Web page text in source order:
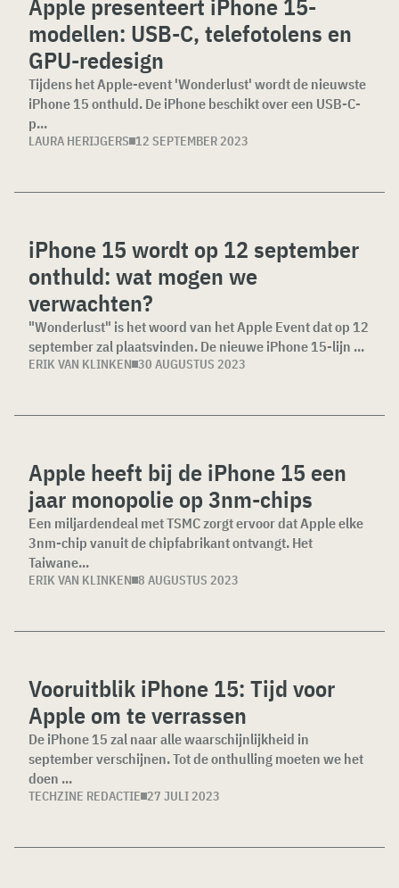
Apple presenteert iPhone 15-
modellen: USB-C, telefotolens en
GPU-redesign
Tijdens het Apple-event 'Wonderlust' wordt de nieuwste
iPhone 15 onthuld. De iPhone beschikt over een USB-C-
p...
LAURA HERIJGERS 12 SEPTEMBER 2023
iPhone 15 wordt op 12 september
onthuld: wat mogen we
verwachten?
"Wonderlust" is het woord van het Apple Event dat op 12
september zal plaatsvinden. De nieuwe iPhone 15-lijn ...
ERIK VAN KLINKEN 30 AUGUSTUS 2023
Apple heeft bij de iPhone 15 een
jaar monopolie op 3nm-chips
Een miljardendeal met TSMC zorgt ervoor dat Apple elke
3nm-chip vanuit de chipfabrikant ontvangt. Het
Taiwane...
ERIK VAN KLINKEN 8 AUGUSTUS 2023
Vooruitblik iPhone 15: Tijd voor
Apple om te verrassen
De iPhone 15 zal naar alle waarschijnlijkheid in
september verschijnen. Tot de onthulling moeten we het
doen ...
TECHZINE REDACTIE 27 JULI 2023